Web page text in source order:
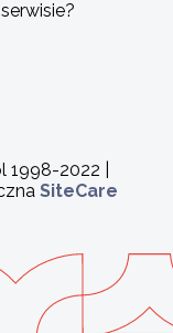
2022 |
SiteCare